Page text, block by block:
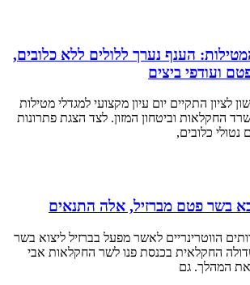
הענף נערך ללולים ללא כלובים,
ועודפי ביצים
לציון התקיים יום עיון מקצועי למגדלי מטילות
החקלאות וביטחון המזון. לצד הצגת פתרונות
נטולי כלובים,
בשר פטם מברזיל, אלה התנאים
הווטרינריים לאשר מפעל בברזיל ליצוא בשר
החקלאית בכנסת פנו לשר החקלאות אבי
המהלך. גם